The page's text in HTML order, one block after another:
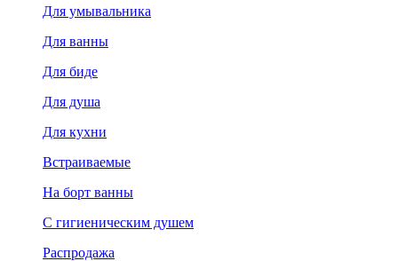
Для умывальника
Для ванны
Для биде
Для душа
Для кухни
Встраиваемые
На борт ванны
C гигиеническим душем
Распродажа